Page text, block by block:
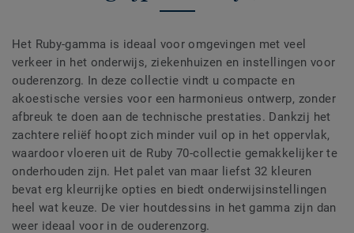
Het Ruby-gamma is ideaal voor omgevingen met veel
verkeer in het onderwijs, ziekenhuizen en instellingen voor
ouderenzorg. In deze collectie vindt u compacte en
akoestische versies voor een harmonieus ontwerp, zonder
afbreuk te doen aan de technische prestaties. Dankzij het
zachtere reliëf hoopt zich minder vuil op in het oppervlak,
waardoor vloeren uit de Ruby 70-collectie gemakkelijker te
onderhouden zijn. Het palet van maar liefst 32 kleuren
bevat erg kleurrijke opties en biedt onderwijsinstellingen
heel wat keuze. De vier houtdessins in het gamma zijn dan
weer ideaal voor in de ouderenzorg.